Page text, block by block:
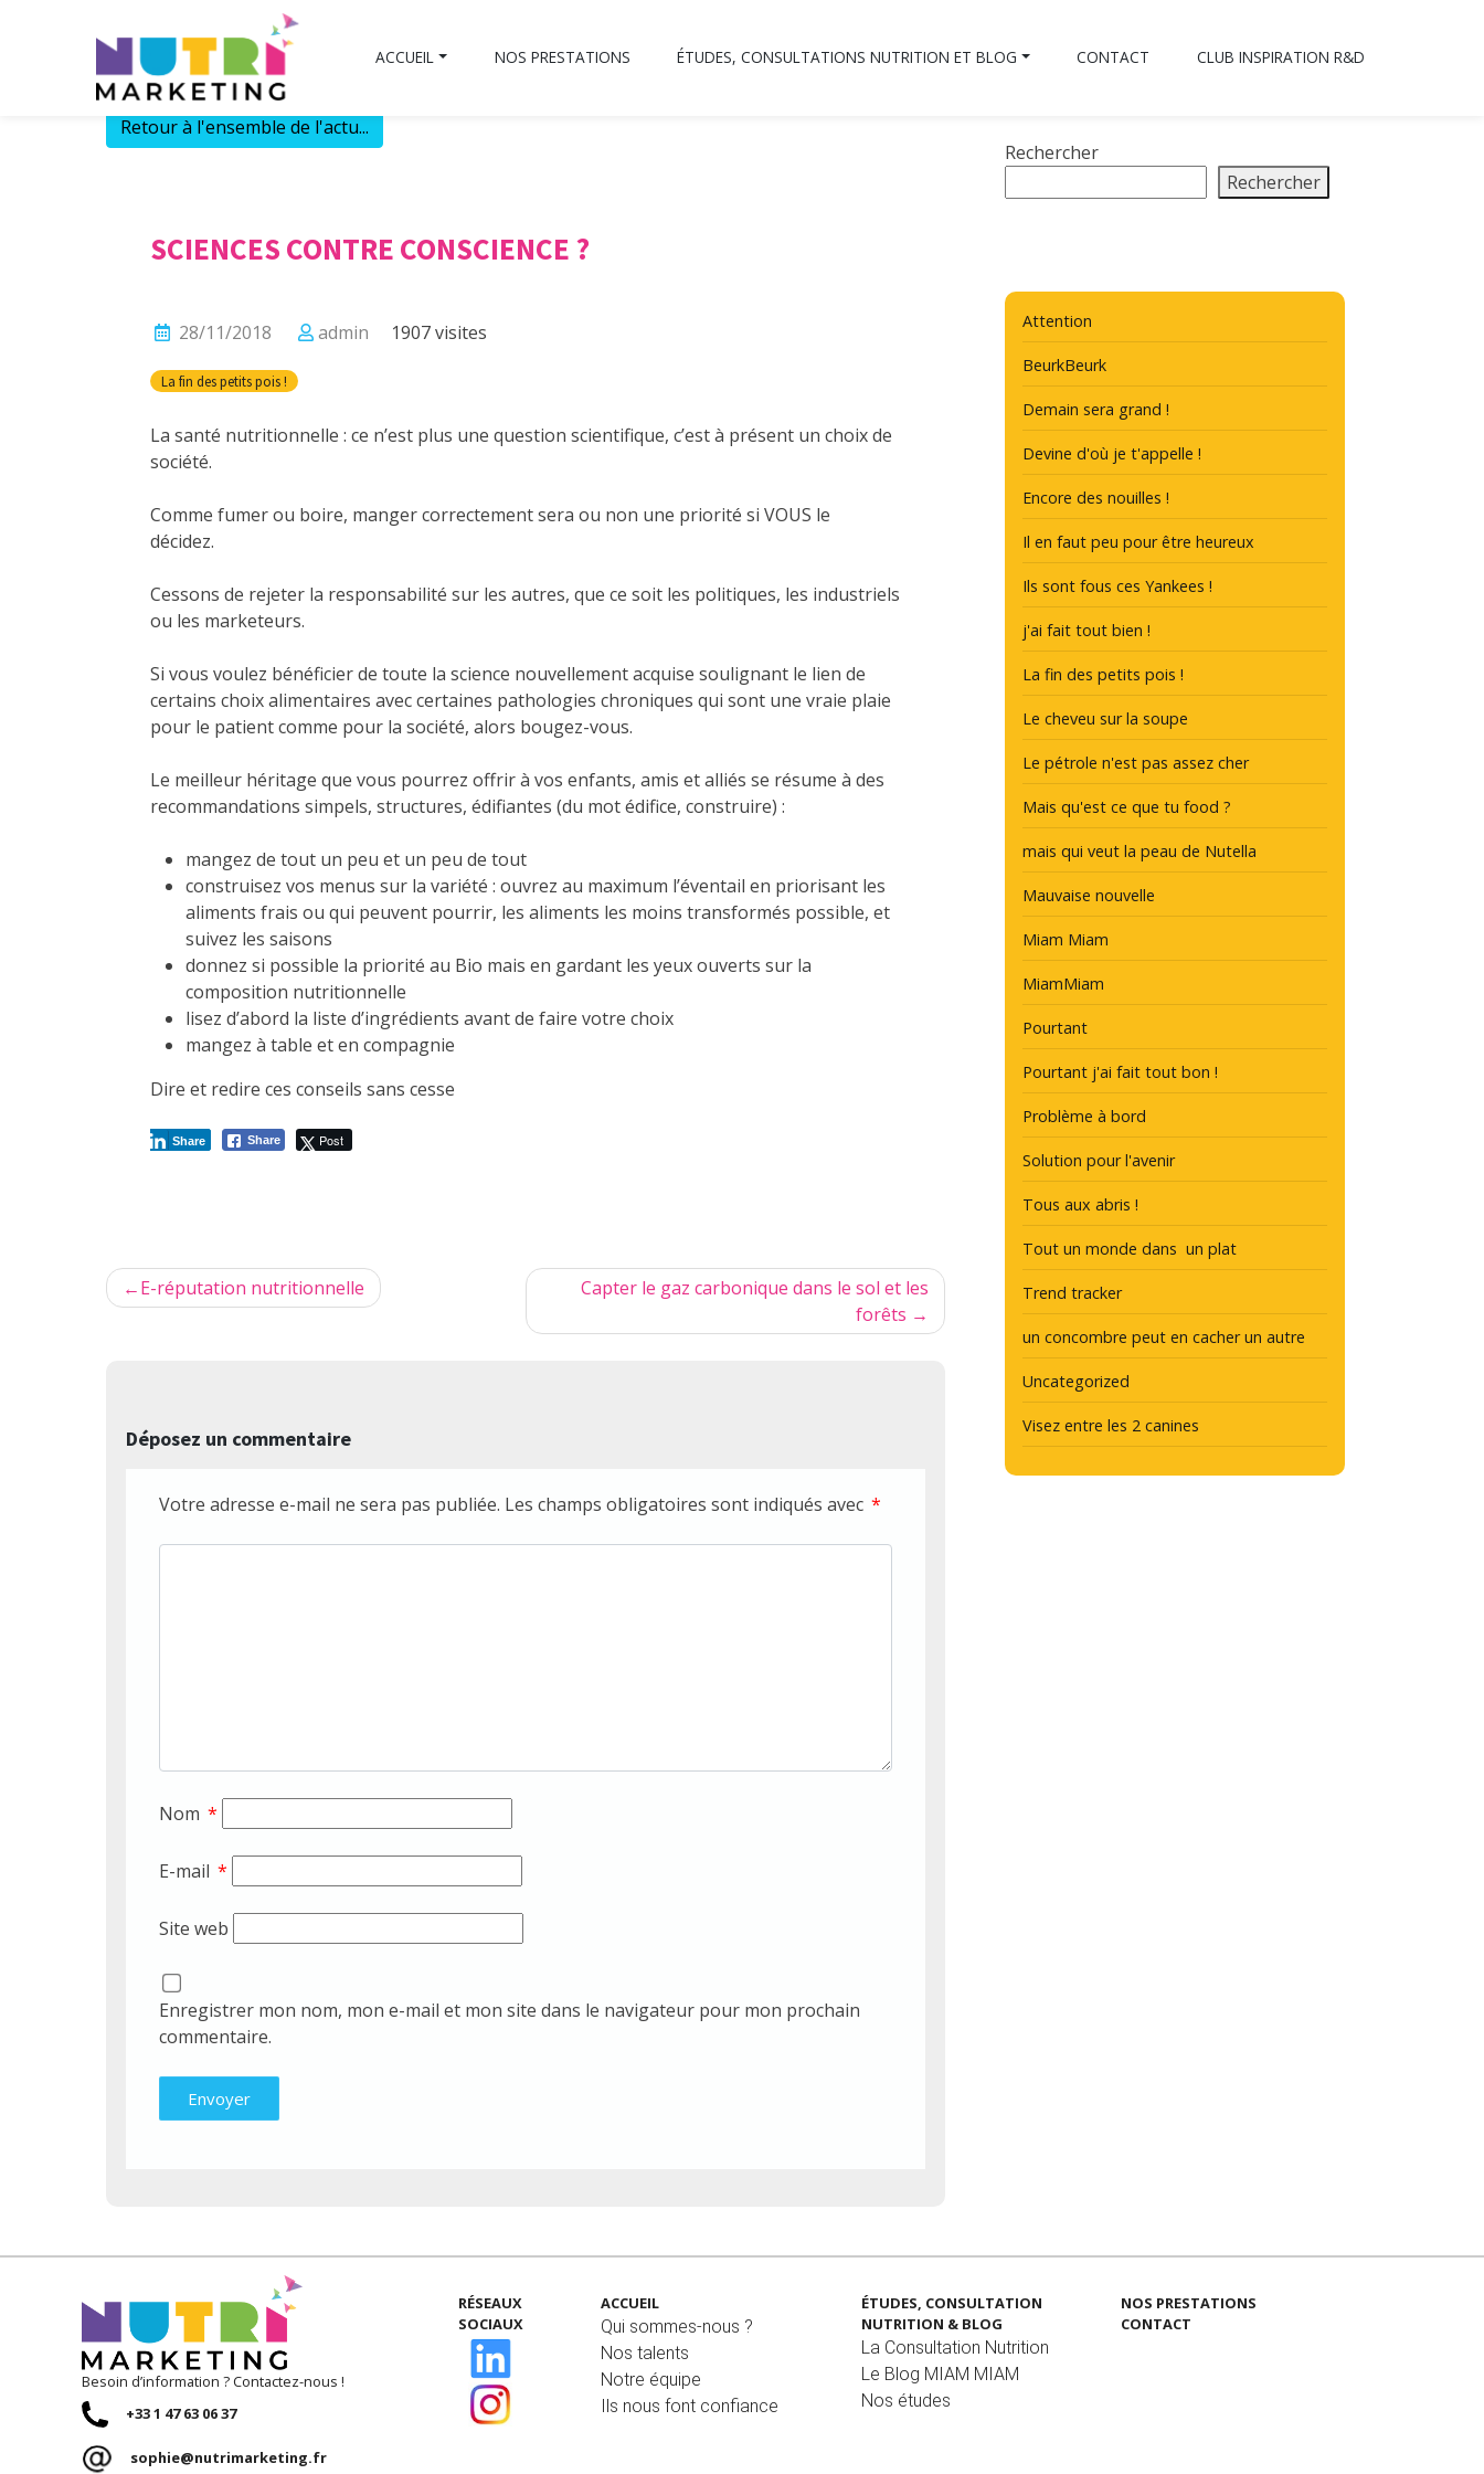
ACCUEIL NOS PRESTATIONS ÉTUDES, CONSULTATIONS NUTRITION ET BLOG CONTACT CLUB INSPIRATION R&D
Retour à l'ensemble de l'actu...
SCIENCES CONTRE CONSCIENCE ?
28/11/2018 admin 1907 visites
La fin des petits pois !
La santé nutritionnelle : ce n’est plus une question scientifique, c’est à présent un choix de
société.
Comme fumer ou boire, manger correctement sera ou non une priorité si VOUS le
décidez.
Cessons de rejeter la responsabilité sur les autres, que ce soit les politiques, les industriels
ou les marketeurs.
Si vous voulez bénéficier de toute la science nouvellement acquise soulignant le lien de
certains choix alimentaires avec certaines pathologies chroniques qui sont une vraie plaie
pour le patient comme pour la société, alors bougez-vous.
Le meilleur héritage que vous pourrez offrir à vos enfants, amis et alliés se résume à des
recommandations simpels, structures, édifiantes (du mot édifice, construire) :
mangez de tout un peu et un peu de tout
construisez vos menus sur la variété : ouvrez au maximum l’éventail en priorisant les
aliments frais ou qui peuvent pourrir, les aliments les moins transformés possible, et
suivez les saisons
donnez si possible la priorité au Bio mais en gardant les yeux ouverts sur la
composition nutritionnelle
lisez d’abord la liste d’ingrédients avant de faire votre choix
mangez à table et en compagnie
Dire et redire ces conseils sans cesse
Share Post
Share
Navigation
de
E-réputation nutritionnelle
Capter le gaz carbonique dans le sol et les
forêts
Déposez un commentaire
Votre adresse e-mail ne sera pas publiée. Les champs obligatoires sont indiqués avec *
Nom *
E-mail *
Site web
Enregistrer mon nom, mon e-mail et mon site dans le navigateur pour mon prochain
commentaire.
Rechercher
Rechercher
Attention
BeurkBeurk
Demain sera grand !
Devine d'où je t'appelle !
Encore des nouilles !
Il en faut peu pour être heureux
Ils sont fous ces Yankees !
j'ai fait tout bien !
La fin des petits pois !
Le cheveu sur la soupe
Le pétrole n'est pas assez cher
Mais qu'est ce que tu food ?
mais qui veut la peau de Nutella
Mauvaise nouvelle
Miam Miam
MiamMiam
Pourtant
Pourtant j'ai fait tout bon !
Problème à bord
Solution pour l'avenir
Tous aux abris !
Tout un monde dans un plat
Trend tracker
un concombre peut en cacher un autre
Uncategorized
Visez entre les 2 canines
Besoin d’information ? Contactez-nous !
+33 1 47 63 06 37
sophie@nutrimarketing.fr
RÉSEAUX
SOCIAUX
ACCUEIL
Qui sommes-nous ?
Nos talents
Notre équipe
Ils nous font confiance
ÉTUDES, CONSULTATION
NUTRITION & BLOG
La Consultation Nutrition
Le Blog MIAM MIAM
Nos études
NOS PRESTATIONS
CONTACT